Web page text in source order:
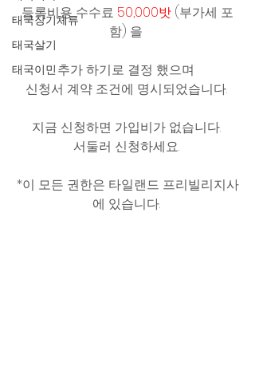
태국장기체류
태국살기
태국이민
등록비용 수수료 50,000밧 (부가세 포
함) 을
추가 하기로 결정 했으며
신청서 계약 조건에 명시되었습니다.
지금 신청하면 가입비가 없습니다.
서둘러 신청하세요.
*이 모든 권한은 타일랜드 프리빌리지사
에 있습니다.